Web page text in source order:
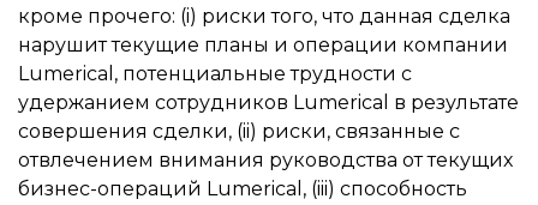
кроме прочего: (i) риски того, что данная сделка
нарушит текущие планы и операции компании
Lumerical, потенциальные трудности с
удержанием сотрудников Lumerical в результате
совершения сделки, (ii) риски, связанные с
отвлечением внимания руководства от текущих
бизнес-операций Lumerical, (iii) способность